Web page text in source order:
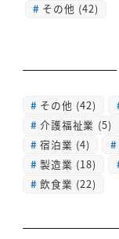
その他 (42)
その他 (42)
介護福祉業 (5)
宿泊業 (4)
製造業 (18)
飲食業 (22)